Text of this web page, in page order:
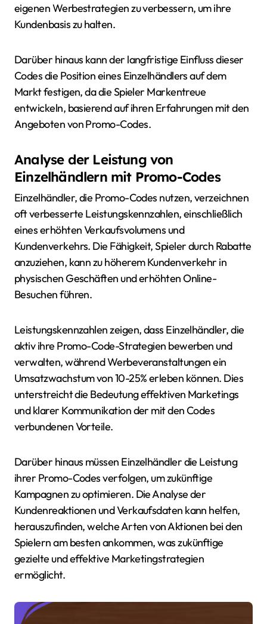
eigenen Werbestrategien zu verbessern, um ihre
Kundenbasis zu halten.
Darüber hinaus kann der langfristige Einfluss dieser
Codes die Position eines Einzelhändlers auf dem
Markt festigen, da die Spieler Markentreue
entwickeln, basierend auf ihren Erfahrungen mit den
Angeboten von Promo-Codes.
Analyse der Leistung von
Einzelhändlern mit Promo-Codes
Einzelhändler, die Promo-Codes nutzen, verzeichnen
oft verbesserte Leistungskennzahlen, einschließlich
eines erhöhten Verkaufsvolumens und
Kundenverkehrs. Die Fähigkeit, Spieler durch Rabatte
anzuziehen, kann zu höherem Kundenverkehr in
physischen Geschäften und erhöhten Online-
Besuchen führen.
Leistungskennzahlen zeigen, dass Einzelhändler, die
aktiv ihre Promo-Code-Strategien bewerben und
verwalten, während Werbeveranstaltungen ein
Umsatzwachstum von 10-25% erleben können. Dies
unterstreicht die Bedeutung effektiven Marketings
und klarer Kommunikation der mit den Codes
verbundenen Vorteile.
Darüber hinaus müssen Einzelhändler die Leistung
ihrer Promo-Codes verfolgen, um zukünftige
Kampagnen zu optimieren. Die Analyse der
Kundenreaktionen und Verkaufsdaten kann helfen,
herauszufinden, welche Arten von Aktionen bei den
Spielern am besten ankommen, was zukünftige
gezielte und effektive Marketingstrategien
ermöglicht.